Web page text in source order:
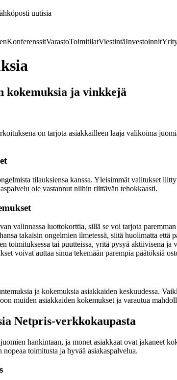
uutisia
KonferenssitVarastoToimitilatViestintäInvestoinnit
kokemuksia ja vinkkejä
on tarjota asiakkailleen laaja valikoima
tilauksiensa kanssa. Yleisimmät valitukset
ole vastannut niihin riittävän tehokkaasti.
valinnassa luottokorttia, sillä se voi tarjota
takaisin ongelmien ilmetessä, siitä huolimatta että
toimituksessa tai puutteissa, yritä pysyä aktiivisena ja
voivat auttaa sinua tekemään parempia päätöksiä
ja kokemuksia asiakkaiden keskuudessa.
muiden asiakkaiden kokemukset ja varautua
Netpris-verkkokaupasta
hankintaan, ja monet asiakkaat ovat jakaneet
toimitusta ja hyvää asiakaspalvelua.